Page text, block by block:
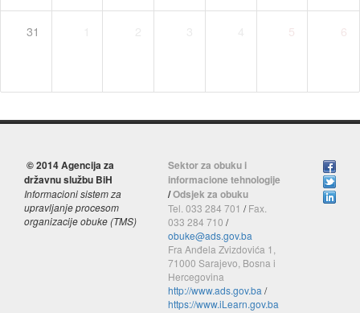
31 5 6
© 2014 Agencija za
državnu službu BiH
Informacioni sistem za
upravljanje procesom
organizacije obuke (TMS)
Sektor za obuku i
informacione tehnologije
/Odsjek za obuku
Tel. 033 284 701 /Fax.
033 284 710 /
obuke@ads.gov.ba
Fra Anđela Zvizdovića 1,
71000 Sarajevo, Bosna i
Hercegovina
http://www.ads.gov.ba /
https://www.iLearn.gov.ba